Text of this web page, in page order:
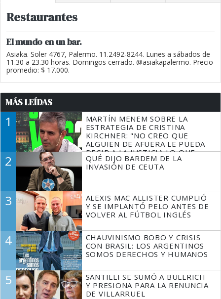
Restaurantes
El mundo en un bar.
Asiaka. Soler 4767, Palermo. 11.2492-8244. Lunes a sábados de
11.30 a 23.30 horas. Domingos cerrado. @asiakapalermo. Precio
promedio: $ 17.000.
MÁS LEÍDAS
1
MARTÍN MENEM SOBRE LA
ESTRATEGIA DE CRISTINA
KIRCHNER: "NO CREO QUE
ALGUIEN DE AFUERA LE PUEDA
DECIR A LA JUSTICIA LO QUE
TIENE QUE HACER"
2
QUÉ DIJO BARDEM DE LA
INVASIÓN DE CEUTA
3
ALEXIS MAC ALLISTER CUMPLIÓ
Y SE IMPLANTÓ PELO ANTES DE
VOLVER AL FÚTBOL INGLÉS
4
CHAUVINISMO BOBO Y CRISIS
CON BRASIL: LOS ARGENTINOS
SOMOS DERECHOS Y HUMANOS
5
SANTILLI SE SUMÓ A BULLRICH
Y PRESIONA PARA LA RENUNCIA
DE VILLARRUEL